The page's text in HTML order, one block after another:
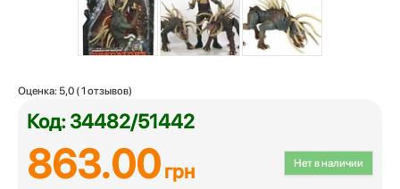
Оценка: 5,0 (1 отзывов)
Код: 34482/51442
Нет в наличии
863.00грн